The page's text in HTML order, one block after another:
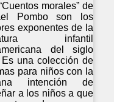
morales” de
Pombo son los
exponentes de la
infantil
del siglo
Es una colección de
para niños con la
intención de
a los niños a que